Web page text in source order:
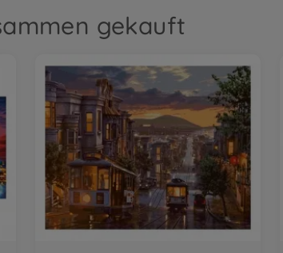
gekauft